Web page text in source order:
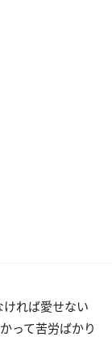
れば愛せない
って苦労ばかり